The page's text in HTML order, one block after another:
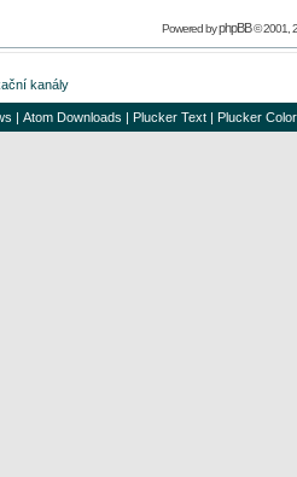
Powered byphpBB© 2001,
kanály
| Atom Downloads | Plucker Text | Plucker Color